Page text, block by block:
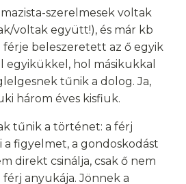
szerelmesek voltak
voltak együtt!), és már kb
férje beleszeretett az ő egyik
egyikükkel, hol másikukkal
tűnik a dolog. Ja,
három éves kisfiuk.
tűnik a történet: a férj
a figyelmet, a gondoskodást
direkt csinálja, csak ő nem
anyukája. Jönnek a